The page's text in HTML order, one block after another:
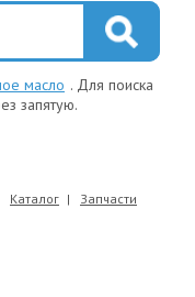
масло . Для поиска
запятую.
Каталог Запчасти